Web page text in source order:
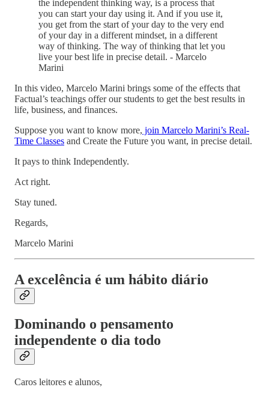
the independent thinking way, is a process that
you can start your day using it. And if you use it,
you get from the start of your day to the very end
of your day in a different mindset, in a different
way of thinking. The way of thinking that let you
live your best life in precise detail. - Marcelo
Marini
In this video, Marcelo Marini brings some of the effects that
Factual’s teachings offer our students to get the best results in
life, business, and finances.
Suppose you want to know more, join Marcelo Marini’s Real-
Time Classes and Create the Future you want, in precise detail.
It pays to think Independently.
Act right.
Stay tuned.
Regards,
Marcelo Marini
A excelência é um hábito diário
Dominando o pensamento
independente o dia todo
Caros leitores e alunos,